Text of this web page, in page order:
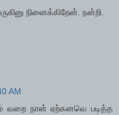
நினைக்கிறேன். நன்றி.
AM
வறை நான் ஏற்கனவெ படித்த